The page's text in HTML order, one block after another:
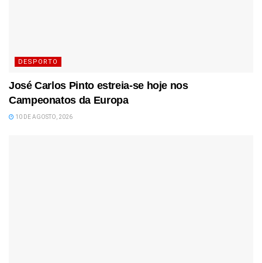
DESPORTO
José Carlos Pinto estreia-se hoje nos
Campeonatos da Europa
10 DE AGOSTO, 2026